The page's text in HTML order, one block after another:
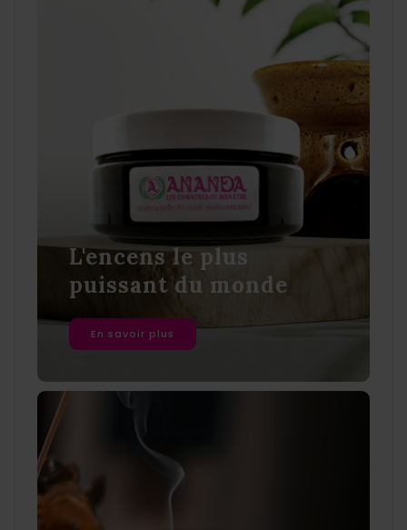
L'encens le plus
puissant du monde
En savoir plus